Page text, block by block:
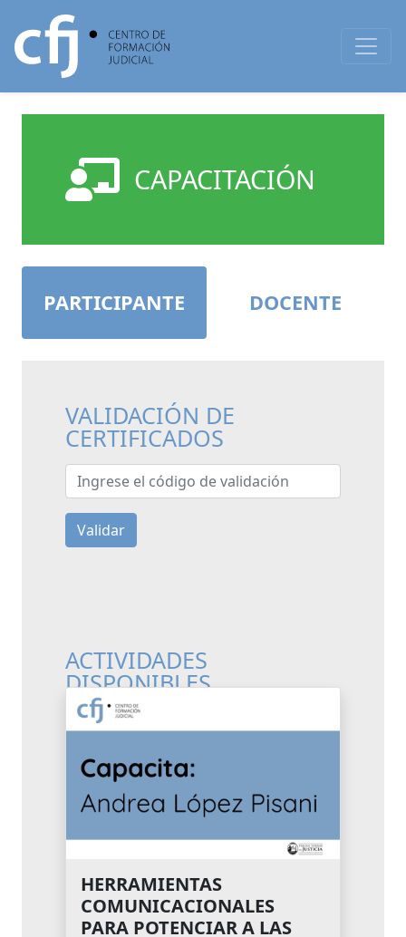
CAPACITACIÓN
PARTICIPANTE DOCENTE
VALIDACIÓN DE
CERTIFICADOS
Ingrese el código de validación
Validar
ACTIVIDADES
DISPONIBLES
HERRAMIENTAS
COMUNICACIONALES
PARA POTENCIAR A LAS